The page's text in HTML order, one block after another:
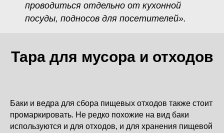
проводиться отдельно от кухонной
посуды, подносов для посетителей».
Тара для мусора и отходов
Баки и ведра для сбора пищевых отходов также стоит
промаркировать. Не редко похожие на вид баки
используются и для отходов, и для хранения пищевой